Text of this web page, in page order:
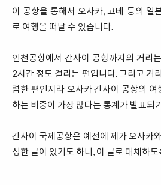
이 공항을 통해서 오사카, 고베 등의 일
로 여행을 떠날 수 있습니다.
인천공항에서 간사이 공항까지의 거리
2시간 정도 걸리는 편입니다. 그리고 거
렴한 편인지라 오사카 간사이 공항의 여
하는 비중이 가장 많다는 통계가 발표되
간사이 국제공항은 예전에 제가 오사카
성한 글이 있기도 하니, 이 글로 대체하